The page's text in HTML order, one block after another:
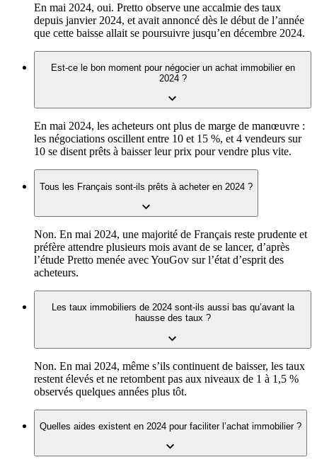
En mai 2024, oui. Pretto observe une accalmie des taux
depuis janvier 2024, et avait annoncé dès le début de l’année
que cette baisse allait se poursuivre jusqu’en décembre 2024.
Est-ce le bon moment pour négocier un achat immobilier en
2024 ?
En mai 2024, les acheteurs ont plus de marge de manœuvre :
les négociations oscillent entre 10 et 15 %, et 4 vendeurs sur
10 se disent prêts à baisser leur prix pour vendre plus vite.
Tous les Français sont-ils prêts à acheter en 2024 ?
Non. En mai 2024, une majorité de Français reste prudente et
préfère attendre plusieurs mois avant de se lancer, d’après
l’étude Pretto menée avec YouGov sur l’état d’esprit des
acheteurs.
Les taux immobiliers de 2024 sont-ils aussi bas qu’avant la
hausse des taux ?
Non. En mai 2024, même s’ils continuent de baisser, les taux
restent élevés et ne retombent pas aux niveaux de 1 à 1,5 %
observés quelques années plus tôt.
Quelles aides existent en 2024 pour faciliter l’achat immobilier ?